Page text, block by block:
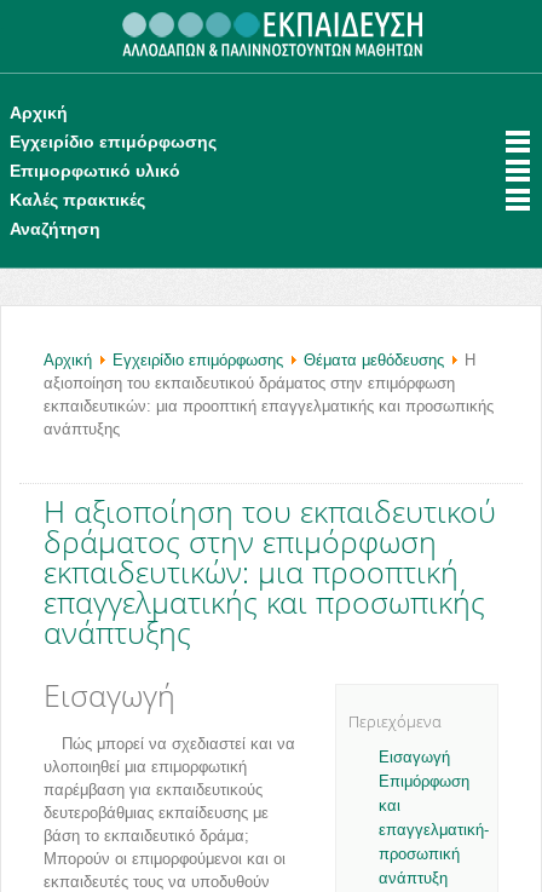
Αρχική
Εγχειρίδιο επιμόρφωσης
Επιμορφωτικό υλικό
Καλές πρακτικές
Αναζήτηση
Αρχική Εγχειρίδιο επιμόρφωσης Θέματα μεθόδευσης
Η
αξιοποίηση του εκπαιδευτικού δράματος στην επιμόρφωση
εκπαιδευτικών: μια προοπτική επαγγελματικής και προσωπικής
ανάπτυξης
Η αξιοποίηση του εκπαιδευτικού
δράματος στην επιμόρφωση
εκπαιδευτικών: μια προοπτική
επαγγελματικής και προσωπικής
ανάπτυξης
Περιεχόμενα
Εισαγωγή
Επιμόρφωση
και
επαγγελματική-
προσωπική
ανάπτυξη
Εισαγωγή
Πώς μπορεί να σχεδιαστεί και να
υλοποιηθεί μια επιμορφωτική
παρέμβαση για εκπαιδευτικούς
δευτεροβάθμιας εκπαίδευσης με
βάση το εκπαιδευτικό δράμα;
Μπορούν οι επιμορφούμενοι και οι
εκπαιδευτές τους να υποδυθούν